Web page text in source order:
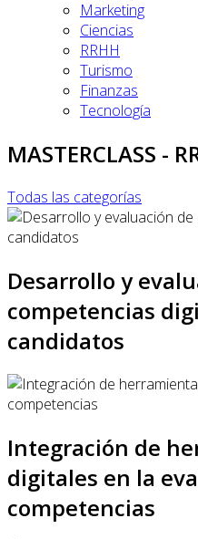
Marketing
Ciencias
RRHH
Turismo
Finanzas
Tecnología
MASTERCLASS -
Todas las categorías
Desarrollo y
competencias
candidatos
Integración de
digitales en la
competencias